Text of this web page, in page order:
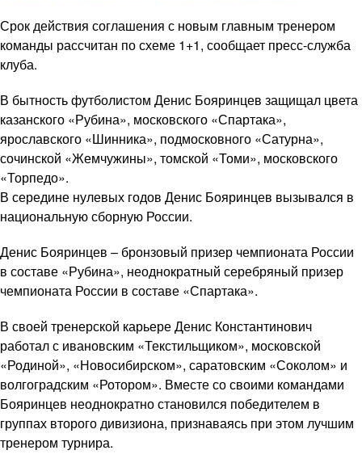
Срок действия соглашения с новым главным тренером
команды рассчитан по схеме 1+1, сообщает пресс-служба
клуба.
В бытность футболистом Денис Бояринцев защищал цвета
казанского «Рубина», московского «Спартака»,
ярославского «Шинника», подмосковного «Сатурна»,
сочинской «Жемчужины», томской «Томи», московского
«Торпедо».
В середине нулевых годов Денис Бояринцев вызывался в
национальную сборную России.
Денис Бояринцев – бронзовый призер чемпионата России
в составе «Рубина», неоднократный серебряный призер
чемпионата России в составе «Спартака».
В своей тренерской карьере Денис Константинович
работал с ивановским «Текстильщиком», московской
«Родиной», «Новосибирском», саратовским «Соколом» и
волгоградским «Ротором». Вместе со своими командами
Бояринцев неоднократно становился победителем в
группах второго дивизиона, признаваясь при этом лучшим
тренером турнира.